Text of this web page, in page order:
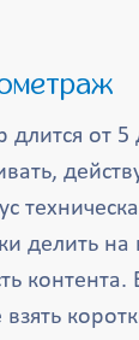
от 5
делить на